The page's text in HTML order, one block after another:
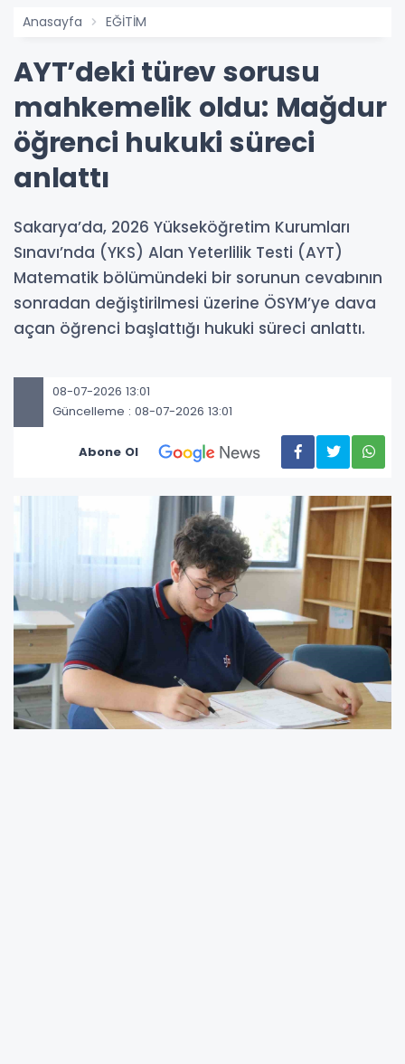
Anasayfa EĞİTİM
AYT’deki türev sorusu
mahkemelik oldu: Mağdur
öğrenci hukuki süreci
anlattı
Sakarya’da, 2026 Yükseköğretim Kurumları
Sınavı’nda (YKS) Alan Yeterlilik Testi (AYT)
Matematik bölümündeki bir sorunun cevabının
sonradan değiştirilmesi üzerine ÖSYM’ye dava
açan öğrenci başlattığı hukuki süreci anlattı.
08-07-2026 13:01
Güncelleme : 08-07-2026 13:01
Abone Ol